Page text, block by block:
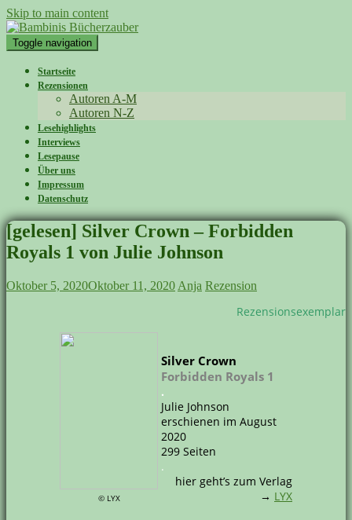
Skip to main content
Toggle navigation
Startseite
Rezensionen
Autoren A-M
Autoren N-Z
Lesehighlights
Interviews
Lesepause
Über uns
Impressum
Datenschutz
[gelesen] Silver Crown – Forbidden
Royals 1 von Julie Johnson
Oktober 5, 2020Oktober 11, 2020 Anja Rezension
Rezensionsexemplar
© LYX
Silver Crown
Forbidden Royals 1
.
Julie Johnson
erschienen im August
2020
299 Seiten
.
hier geht’s zum Verlag
→ LYX